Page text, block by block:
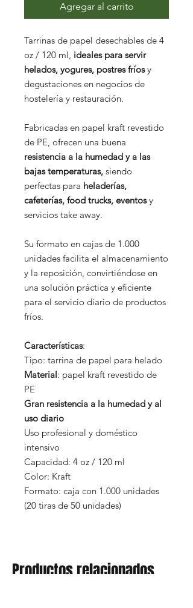
Agregar al carrito
Tarrinas de papel desechables de 4
oz / 120 ml, ideales para servir
helados, yogures, postres fríosy
degustaciones en negocios de
hostelería y restauración.
Fabricadas en papel kraft revestido
de PE, ofrecen una buena
resistencia a la humedad y a las
bajas temperaturas, siendo
perfectas para heladerías,
cafeterías, food trucks, eventosy
servicios take away.
Su formato en cajas de 1.000
unidades facilita el almacenamiento
y la reposición, convirtiéndose en
una solución práctica y eficiente
para el servicio diario de productos
fríos.
Características:
Tipo: tarrina de papel para helado
Material: papel kraft revestido de
PE
Gran resistencia a la humedad y al
uso diario
Uso profesional y doméstico
intensivo
Capacidad: 4 oz / 120 ml
Color: Kraft
Formato: caja con 1.000 unidades
(20 tiras de 50 unidades)
Productos relacionados